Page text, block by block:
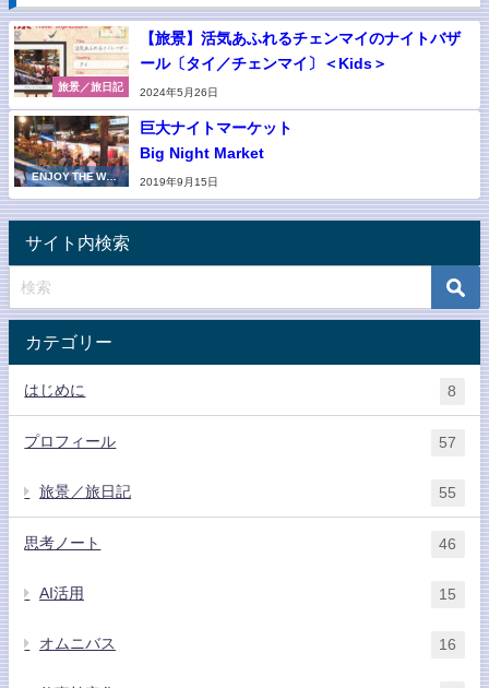
旅景／旅日記
【旅景】活気あふれるチェンマイのナイトバザ
ール〔タイ／チェンマイ〕＜Kids＞
2024年5月26日
ENJOY THE WOR
巨大ナイトマーケット
Big Night Market
2019年9月15日
サイト内検索
カテゴリー
はじめに 8
プロフィール 57
旅景／旅日記 55
思考ノート 46
AI活用 15
オムニバス 16